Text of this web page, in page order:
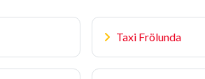
Taxi Frölunda